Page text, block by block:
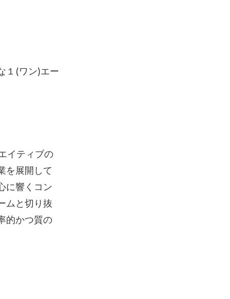
１(ワン)エー
イティブの
を展開して
に響くコン
ムと切り抜
的かつ質の